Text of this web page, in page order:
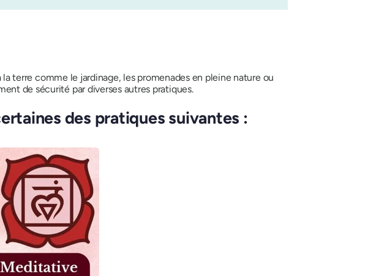
la terrecomme le jardinage, les promenades en pleine nature ou
de sécurité par diverses autres pratiques.
des pratiques suivantes :